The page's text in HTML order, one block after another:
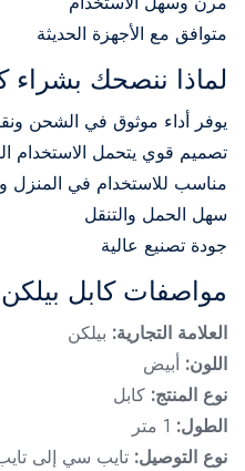
متوافق مع الأجهزة الحديثة
لماذا ننصحك بشراء
يوفر أداء موثوق في الشحن
تصميم قوي يتحمل الاستخدام
مناسب للاستخدام في المنزل
سهل الحمل والتنقل
جودة تصنيع عالية
مواصفات كابل بيلكن
العلامة التجارية: بيلكن
اللون: أبيض
نوع المنتج: كابل
الطول:
نوع التوصيل: تايب سي إلى